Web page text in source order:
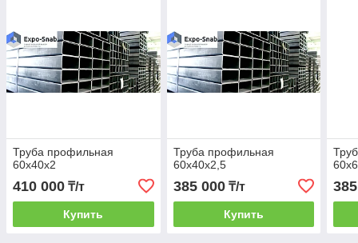
Труба профильная
60х40х2
410 000 ₸/т
Купить
Труба профильная
60х40х2,5
385 000₸/т
Купить